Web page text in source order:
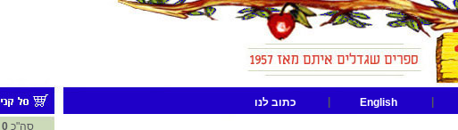
English
כתוב לנו
סה"כ 0